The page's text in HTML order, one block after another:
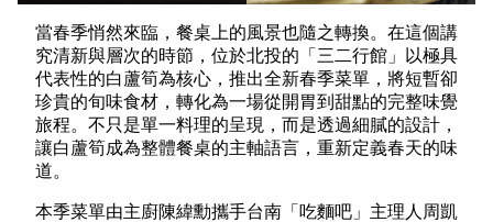
當春季悄然來臨，餐桌上的風景也隨之轉換。在這個講
究清新與層次的時節，位於北投的「三二行館」以極具
代表性的白蘆筍為核心，推出全新春季菜單，將短暫卻
珍貴的旬味食材，轉化為一場從開胃到甜點的完整味覺
旅程。不只是單一料理的呈現，而是透過細膩的設計，
讓白蘆筍成為整體餐桌的主軸語言，重新定義春天的味
道。
本季菜單由主廚陳緯勳攜手台南「吃麵吧」主理人周凱